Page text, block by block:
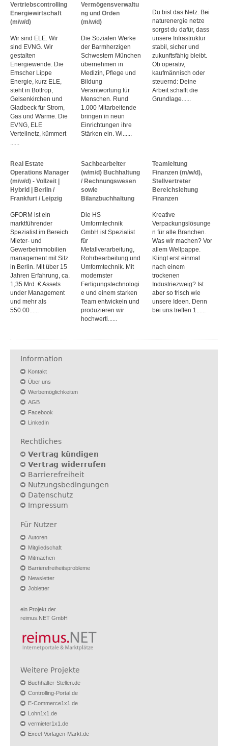
Vertriebscontrolling
Energiewirtschaft
(m/w/d)
Wir sind ELE. Wir
sind EVNG. Wir
gestalten
Energiewende. Die
Emscher Lippe
Energie, kurz ELE,
steht in Bottrop,
Gelsenkirchen und
Gladbeck für Strom,
Gas und Wärme. Die
EVNG, ELE
Verteilnetz, kümmert
Vermögensverwaltu
ng und Orden
(m/w/d)
Die Sozialen Werke
der Barmherzigen
Schwestern München
übernehmen in
Medizin, Pflege und
Bildung
Verantwortung für
Menschen. Rund
1.000 Mitarbeitende
bringen in neun
Einrichtungen ihre
Stärken ein. Wi......
Du bist das Netz. Bei
naturenergie netze
sorgst du dafür, dass
unsere Infrastruktur
stabil, sicher und
zukunftsfähig bleibt.
Ob operativ,
kaufmännisch oder
steuernd: Deine
Arbeit schafft die
Grundlage......
Real Estate
Operations Manager
(m/w/d) - Vollzeit |
Hybrid | Berlin /
Frankfurt / Leipzig
GFORM ist ein
marktführender
Spezialist im Bereich
Mieter- und
Gewerbeimmobilien
management mit Sitz
in Berlin. Mit über 15
Jahren Erfahrung, ca.
1,35 Mrd. € Assets
under Management
und mehr als
550.00......
Sachbearbeiter
(w/m/d) Buchhaltung
/ Rechnungswesen
sowie
Bilanzbuchhaltung
Die HS
Umformtechnik
GmbH ist Spezialist
für
Metallverarbeitung,
Rohrbearbeitung und
Umformtechnik. Mit
modernster
Fertigungstechnologi
e und einem starken
Team entwickeln und
produzieren wir
hochwerti......
Teamleitung
Finanzen (m/w/d),
Stellvertreter
Bereichsleitung
Finanzen
Kreative
Verpackungslösunge
n für alle Branchen.
Was wir machen? Vor
allem Wellpappe.
Klingt erst einmal
nach einem
trockenen
Industriezweig? Ist
aber so frisch wie
unsere Ideen. Denn
bei uns treffen 1......
Information
Kontakt
Über uns
Werbemöglichkeiten
AGB
Facebook
LinkedIn
Rechtliches
Vertrag kündigen
Vertrag widerrufen
Barrierefreiheit
Nutzungsbedingungen
Datenschutz
Impressum
Für Nutzer
Autoren
Mitgliedschaft
Mitmachen
Barrierefreiheitsprobleme
Newsletter
Jobletter
ein Projekt der
reimus.NET GmbH
Weitere Projekte
Buchhalter-Stellen.de
Controlling-Portal.de
E-Commerce1x1.de
Lohn1x1.de
vermieter1x1.de
Excel-Vorlagen-Markt.de